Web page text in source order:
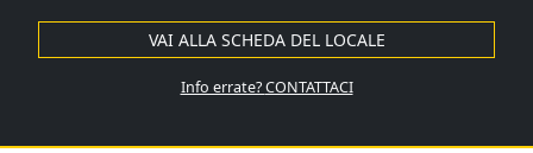
VAI ALLA SCHEDA DEL LOCALE
Info errate?CONTATTACI